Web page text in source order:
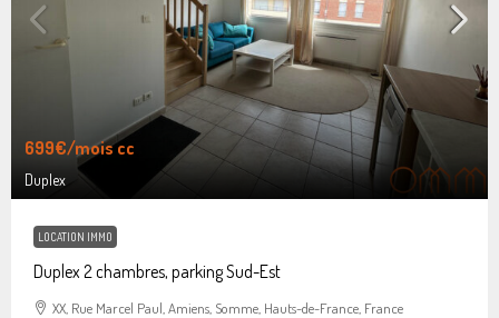
699€/mois cc
Duplex
LOCATION IMMO
Duplex 2 chambres, parking Sud-Est
XX, Rue Marcel Paul, Amiens, Somme, Hauts-de-France, France